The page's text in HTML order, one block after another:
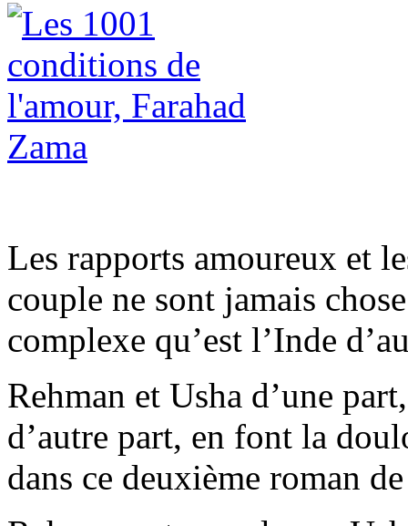
Les rapports amoureux et
couple ne sont jamais
complexe qu’est l’Inde
Rehman et Usha d’une
d’autre part, en font la
dans ce deuxième roman